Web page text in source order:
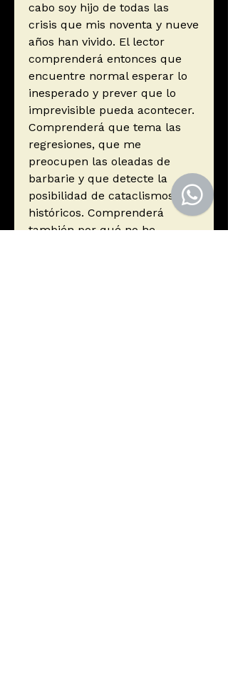
cabo soy hijo de todas las
crisis que mis noventa y nueve
años han vivido. El lector
comprenderá entonces que
encuentre normal esperar lo
inesperado y prever que lo
imprevisible pueda acontecer.
Comprenderá que tema las
regresiones, que me
preocupen las oleadas de
barbarie y que detecte la
posibilidad de cataclismos
históricos. Comprenderá
también por qué no he